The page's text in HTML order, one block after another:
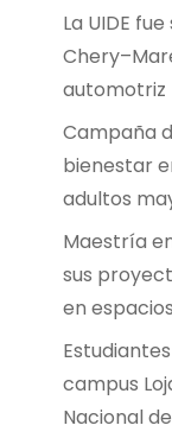
La UIDE
automotriz
Campaña
bienestar
adultos
Maestría
sus
en
campus
Nacional